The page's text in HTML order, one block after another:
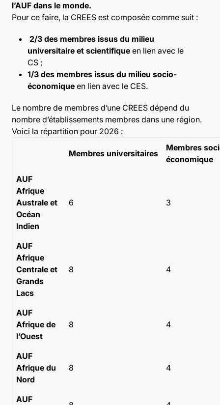
l’AUF dans le monde.
Pour ce faire, la CREES est composée comme suit :
2/3 des membres issus du milieu
universitaire et scientifique en lien avec le
CS ;
1/3 des membres issus du milieu socio-
économique en lien avec le CES.
Le nombre de membres d’une CREES dépend du
nombre d’établissements membres dans une région.
Voici la répartition pour 2026 :
Membres universitaires
Membres
économique
AUF
Afrique
Australe et
Océan
Indien
6 3
AUF
Afrique
Centrale et
Grands
Lacs
8 4
AUF
Afrique de
l’Ouest
8 4
AUF
Afrique du
Nord
8 4
AUF